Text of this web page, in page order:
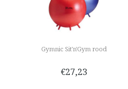
Gymnic Sit'n'Gym rood
€27,23